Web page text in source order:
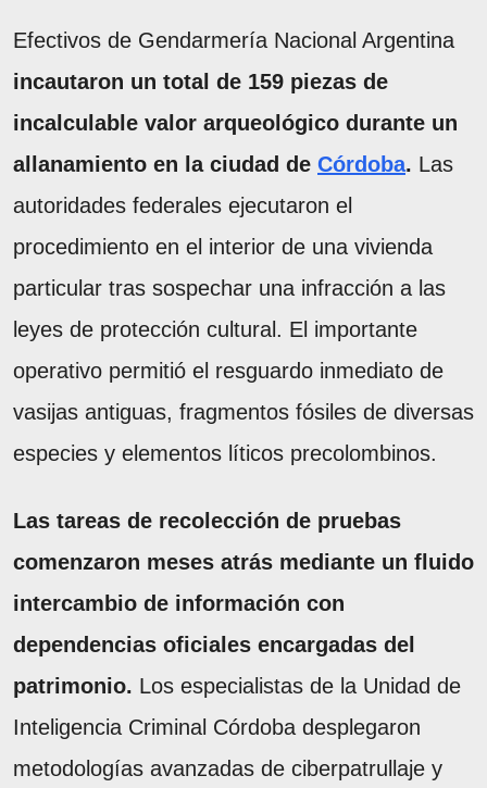
Efectivos de Gendarmería Nacional Argentina
incautaron un total de 159 piezas de
incalculable valor arqueológico durante un
allanamiento en la ciudad de Córdoba. Las
autoridades federales ejecutaron el
procedimiento en el interior de una vivienda
particular tras sospechar una infracción a las
leyes de protección cultural. El importante
operativo permitió el resguardo inmediato de
vasijas antiguas, fragmentos fósiles de diversas
especies y elementos líticos precolombinos.
Las tareas de recolección de pruebas
comenzaron meses atrás mediante un fluido
intercambio de información con
dependencias oficiales encargadas del
patrimonio. Los especialistas de la Unidad de
Inteligencia Criminal Córdoba desplegaron
metodologías avanzadas de ciberpatrullaje y